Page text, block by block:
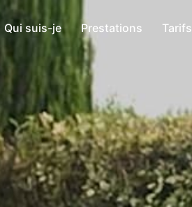
Qui suis-je Prestations Tarifs